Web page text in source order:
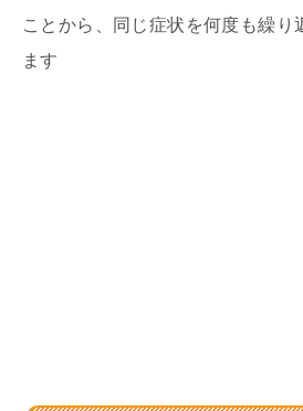
ことから、同じ症状を何度も繰り
ます